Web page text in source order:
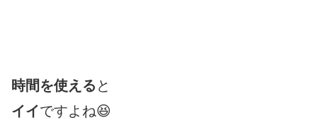
時間を使える と
イイですよね😆